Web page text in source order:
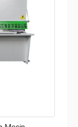
memudahkan
sistem hidraulik
dapat
menjamin